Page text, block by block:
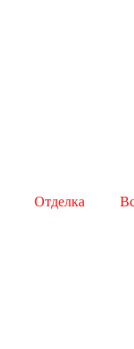
Отделка